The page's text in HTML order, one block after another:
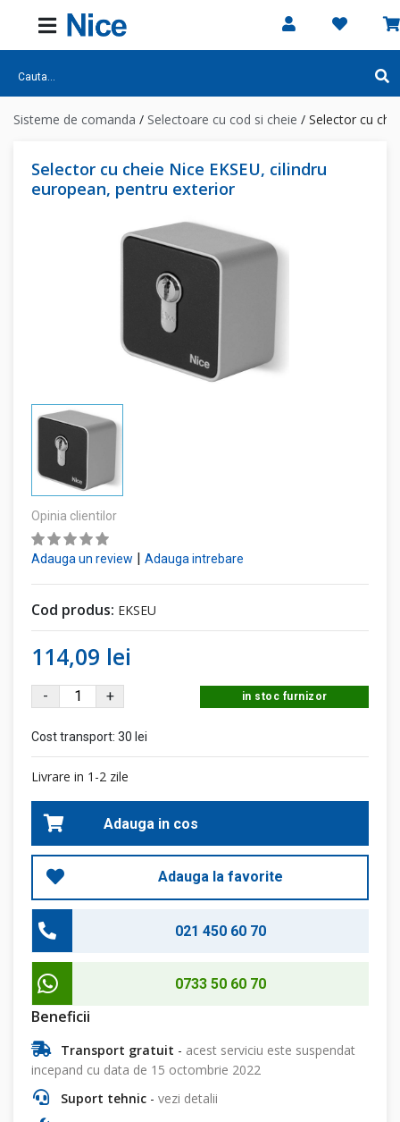
Sisteme de comanda / Selectoare cu cod si cheie / Selector cu
Selector cu cheie Nice EKSEU, cilindru
european, pentru exterior
Opinia clientilor
Adauga un review Adauga intrebare
Cod produs: EKSEU
114,09 lei
- + in stoc furnizor
Cost transport: 30 lei
Livrare in 1-2 zile
Adauga in cos
Adauga la favorite
021 450 60 70
0733 50 60 70
Beneficii
Transport gratuit - acest serviciu este suspendat
incepand cu data de 15 octombrie 2022
Suport tehnic- vezi detalii